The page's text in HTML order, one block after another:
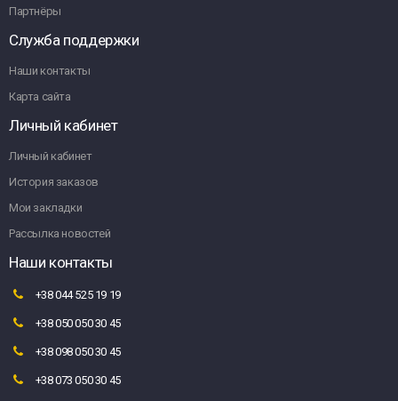
Партнёры
Служба поддержки
Наши контакты
Карта сайта
Личный кабинет
Личный кабинет
История заказов
Мои закладки
Рассылка новостей
Наши контакты
+38 044 525 19 19
+38 050 050 30 45
+38 098 050 30 45
+38 073 050 30 45